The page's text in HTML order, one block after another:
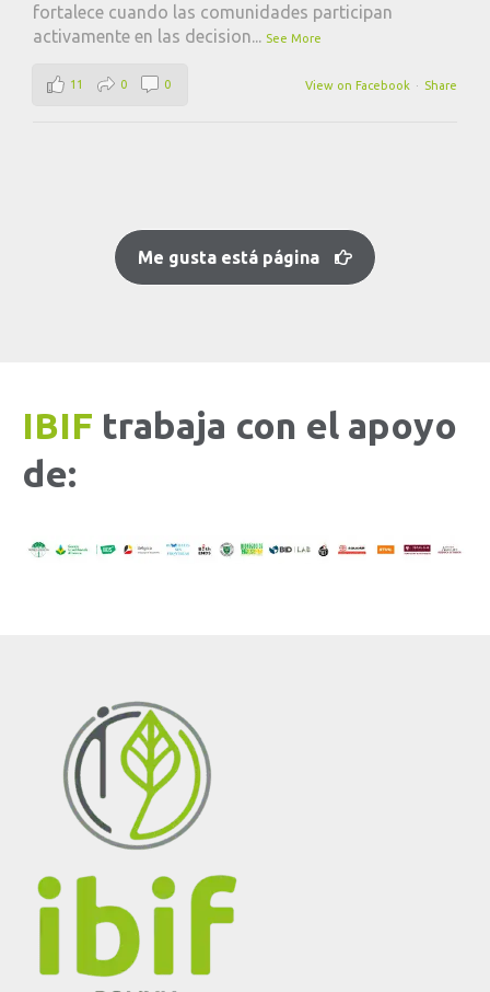
fortalece cuando las comunidades participan
activamente en las decision... See More
View on Facebook · Share
11 0 0
Me gusta está página
IBIF trabaja con el apoyo
de: